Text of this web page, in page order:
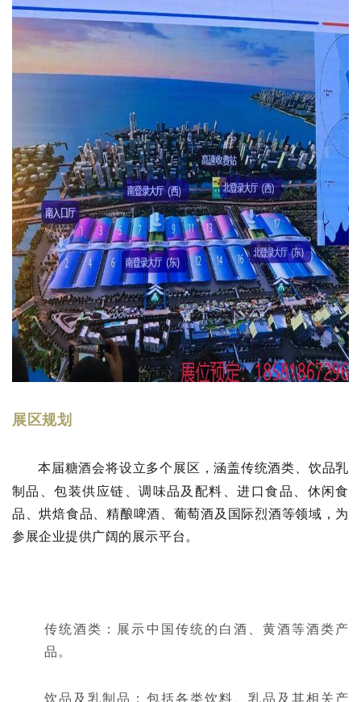
展区规划
本届糖酒会将设立多个展区，涵盖传统酒类、饮品乳
制品、包装供应链、调味品及配料、进口食品、休闲食
品、烘焙食品、精酿啤酒、葡萄酒及国际烈酒等领域，为
参展企业提供广阔的展示平台。
传统酒类：展示中国传统的白酒、黄酒等酒类产
品。
饮品及乳制品：包括各类饮料、乳品及其相关产